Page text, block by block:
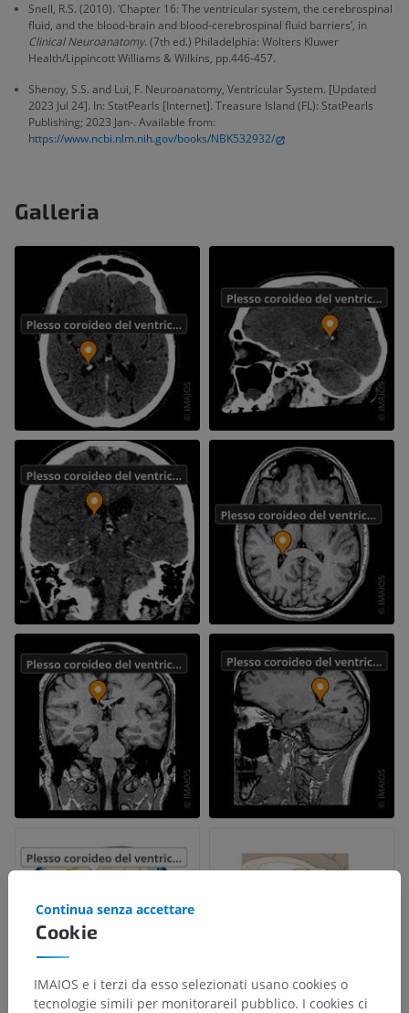
Snell, R.S. (2010). ‘Chapter 16: The ventricular system, the cerebrospinal
fluid, and the blood-brain and blood-cerebrospinal fluid barriers’, in
Clinical Neuroanatomy. (7th ed.) Philadelphia: Wolters Kluwer
Health/Lippincott Williams & Wilkins, pp.446-457.
Shenoy, S.S. and Lui, F. Neuroanatomy, Ventricular System. [Updated
2023 Jul 24]. In: StatPearls [Internet]. Treasure Island (FL): StatPearls
Publishing; 2023 Jan-. Available from:
https://www.ncbi.nlm.nih.gov/books/NBK532932/
Galleria
Cookie
Continua senza accettare
IMAIOS e i terzi da esso selezionati usano cookies o
tecnologie simili per monitorareil pubblico. I cookies ci